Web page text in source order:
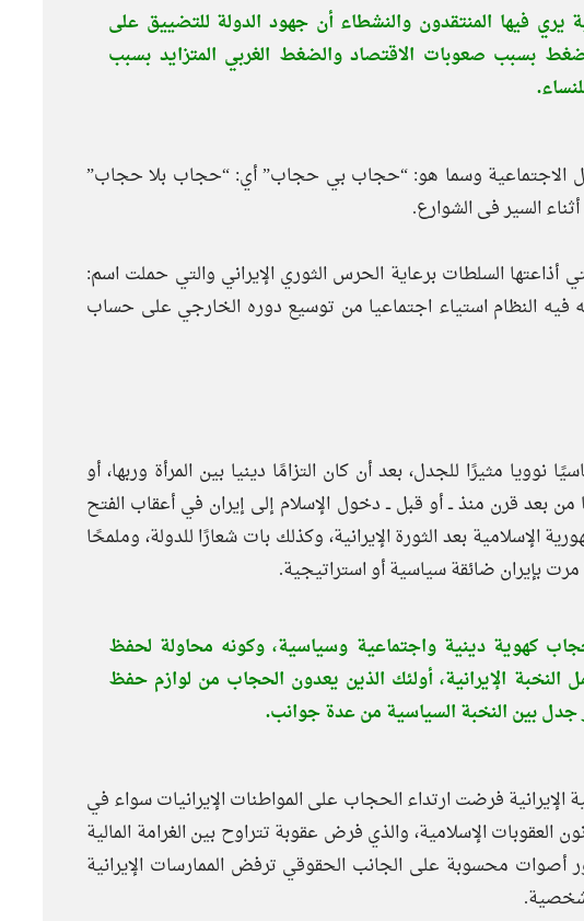
يري فيها المنتقدون والنشطاء أن جهود الدولة للتضييق على
بسبب صعوبات الاقتصاد والضغط الغربي المتزايد بسبب
الاجتماعية وسما هو: “حجاب بي حجاب” أي: “حجاب بلا حجاب”
السير فى الشوارع.
أذاعتها السلطات برعاية الحرس الثوري الإيراني والتي حملت اسم:
فيه النظام استياء اجتماعيا من توسيع دوره الخارجي على حساب
مثيرًا للجدل، بعد أن كان التزامًا دينيا بين المرأة وربها، أو
من بعد قرن منذ ــ أو قبل ــ دخول الإسلام إلى إيران في أعقاب الفتح
الإسلامية بعد الثورة الإيرانية، وكذلك بات شعارًا للدولة، وملمحًا
بإيران ضائقة سياسية أو استراتيجية.
كهوية دينية واجتماعية وسياسية، وكونه محاولة لحفظ
النخبة الإيرانية، أولئك الذين يعدون الحجاب من لوازم حفظ
جدل بين النخبة السياسية من عدة جوانب.
الإيرانية فرضت ارتداء الحجاب على المواطنات الإيرانيات سواء في
العقوبات الإسلامية، والذي فرض عقوبة تتراوح بين الغرامة المالية
محسوبة على الجانب الحقوقي ترفض الممارسات الإيرانية
شخصية.